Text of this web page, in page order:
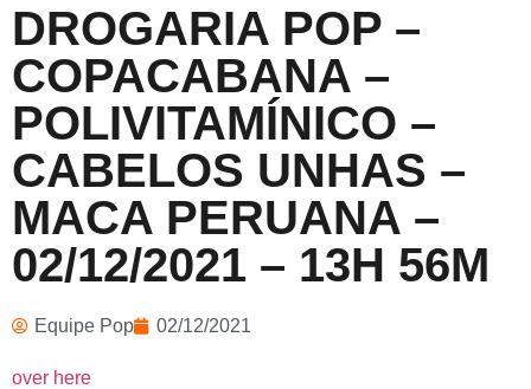
DROGARIA POP –
COPACABANA –
POLIVITAMÍNICO –
CABELOS UNHAS –
MACA PERUANA –
02/12/2021 – 13H 56M
Equipe Pop 02/12/2021
over here